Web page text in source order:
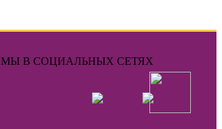
МЫ В СОЦИАЛЬНЫХ СЕТЯХ